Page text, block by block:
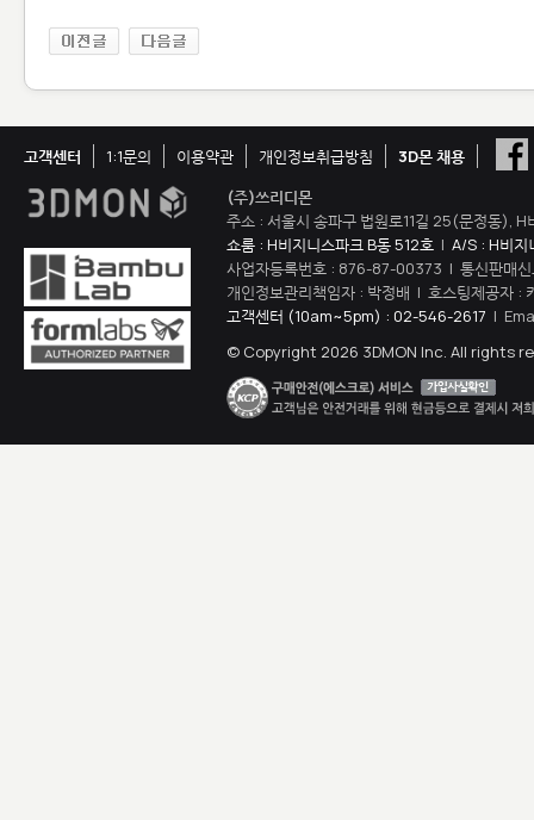
고객센터 1:1문의 이용약관 개인정보취급방침
3D몬 채용
(주)쓰리디몬
주소 : 서울시 송파구 법원로11길 25(문정동),
쇼룸 : H비지니스파크 B동 512호 | A/S : H비지
사업자등록번호 : 876-87-00373 | 통신판매
개인정보관리책임자 : 박정배 | 호스팅제공자 :
고객센터 (10am~5pm) : 02-546-2617 |
© Copyright 2026 3DMON Inc. All rights